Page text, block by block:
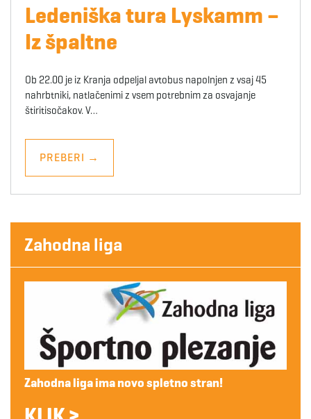
Ledeniška tura Lyskamm –
Iz špaltne
Ob 22.00 je iz Kranja odpeljal avtobus napolnjen z vsaj 45
nahrbtniki, natlačenimi z vsem potrebnim za osvajanje
štiritisočakov. V…
PREBERI →
Zahodna liga
Zahodna liga ima novo spletno stran!